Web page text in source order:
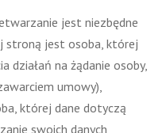
jest niezbędne
stroną jest osoba, której
działań na żądanie osoby,
umowy),
której dane dotyczą
swoich danych